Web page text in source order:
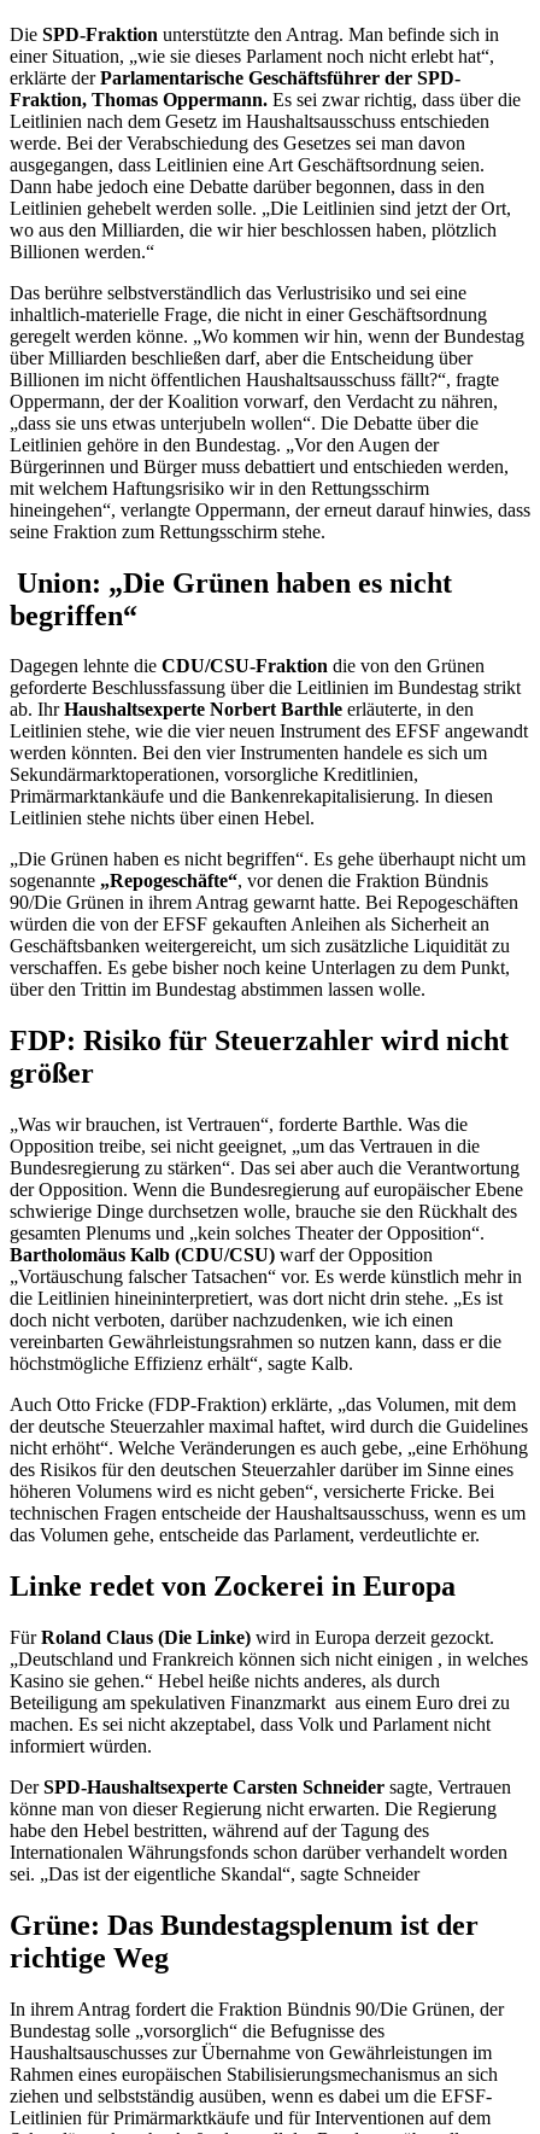
Die SPD-Fraktion unterstützte den Antrag. Man befinde sich in
einer Situation, „wie sie dieses Parlament noch nicht erlebt hat“,
erklärte derParlamentarische Geschäftsführer der SPD-
Fraktion, Thomas Oppermann. Es sei zwar richtig, dass über die
Leitlinien nach dem Gesetz im Haushaltsausschuss entschieden
werde. Bei der Verabschiedung des Gesetzes sei man davon
ausgegangen, dass Leitlinien eine Art Geschäftsordnung seien.
Dann habe jedoch eine Debatte darüber begonnen, dass in den
Leitlinien gehebelt werden solle. „Die Leitlinien sind jetzt der Ort,
wo aus den Milliarden, die wir hier beschlossen haben, plötzlich
Billionen werden.“
Das berühre selbstverständlich das Verlustrisiko und sei eine
inhaltlich-materielle Frage, die nicht in einer Geschäftsordnung
geregelt werden könne. „Wo kommen wir hin, wenn der Bundestag
über Milliarden beschließen darf, aber die Entscheidung über
Billionen im nicht öffentlichen Haushaltsausschuss fällt?“, fragte
Oppermann, der der Koalition vorwarf, den Verdacht zu nähren,
„dass sie uns etwas unterjubeln wollen“. Die Debatte über die
Leitlinien gehöre in den Bundestag. „Vor den Augen der
Bürgerinnen und Bürger muss debattiert und entschieden werden,
mit welchem Haftungsrisiko wir in den Rettungsschirm
hineingehen“, verlangte Oppermann, der erneut darauf hinwies, dass
seine Fraktion zum Rettungsschirm stehe.
Union: „Die Grünen haben es nicht
begriffen“
Dagegen lehnte die CDU/CSU-Fraktion die von den Grünen
geforderte Beschlussfassung über die Leitlinien im Bundestag strikt
ab. IhrHaushaltsexperte Norbert Barthle erläuterte, in den
Leitlinien stehe, wie die vier neuen Instrument des EFSF angewandt
werden könnten. Bei den vier Instrumenten handele es sich um
Sekundärmarktoperationen, vorsorgliche Kreditlinien,
Primärmarktankäufe und die Bankenrekapitalisierung. In diesen
Leitlinien stehe nichts über einen Hebel.
„Die Grünen haben es nicht begriffen“. Es gehe überhaupt nicht um
sogenannte „Repogeschäfte“, vor denen die Fraktion Bündnis
90/Die Grünen in ihrem Antrag gewarnt hatte. Bei Repogeschäften
würden die von der EFSF gekauften Anleihen als Sicherheit an
Geschäftsbanken weitergereicht, um sich zusätzliche Liquidität zu
verschaffen. Es gebe bisher noch keine Unterlagen zu dem Punkt,
über den Trittin im Bundestag abstimmen lassen wolle.
FDP: Risiko für Steuerzahler wird nicht
größer
„Was wir brauchen, ist Vertrauen“, forderte Barthle. Was die
Opposition treibe, sei nicht geeignet, „um das Vertrauen in die
Bundesregierung zu stärken“. Das sei aber auch die Verantwortung
der Opposition. Wenn die Bundesregierung auf europäischer Ebene
schwierige Dinge durchsetzen wolle, brauche sie den Rückhalt des
gesamten Plenums und „kein solches Theater der Opposition“.
Bartholomäus Kalb (CDU/CSU) warf der Opposition
„Vortäuschung falscher Tatsachen“ vor. Es werde künstlich mehr in
die Leitlinien hineininterpretiert, was dort nicht drin stehe. „Es ist
doch nicht verboten, darüber nachzudenken, wie ich einen
vereinbarten Gewährleistungsrahmen so nutzen kann, dass er die
höchstmögliche Effizienz erhält“, sagte Kalb.
Auch Otto Fricke (FDP-Fraktion) erklärte, „das Volumen, mit dem
der deutsche Steuerzahler maximal haftet, wird durch die Guidelines
nicht erhöht“. Welche Veränderungen es auch gebe, „eine Erhöhung
des Risikos für den deutschen Steuerzahler darüber im Sinne eines
höheren Volumens wird es nicht geben“, versicherte Fricke. Bei
technischen Fragen entscheide der Haushaltsausschuss, wenn es um
das Volumen gehe, entscheide das Parlament, verdeutlichte er.
Linke redet von Zockerei in Europa
FürRoland Claus (Die Linke) wird in Europa derzeit gezockt.
„Deutschland und Frankreich können sich nicht einigen , in welches
Kasino sie gehen.“ Hebel heiße nichts anderes, als durch
Beteiligung am spekulativen Finanzmarkt aus einem Euro drei zu
machen. Es sei nicht akzeptabel, dass Volk und Parlament nicht
informiert würden.
DerSPD-Haushaltsexperte Carsten Schneider sagte, Vertrauen
könne man von dieser Regierung nicht erwarten. Die Regierung
habe den Hebel bestritten, während auf der Tagung des
Internationalen Währungsfonds schon darüber verhandelt worden
sei. „Das ist der eigentliche Skandal“, sagte Schneider
Grüne: Das Bundestagsplenum ist der
richtige Weg
In ihrem Antrag fordert die Fraktion Bündnis 90/Die Grünen, der
Bundestag solle „vorsorglich“ die Befugnisse des
Haushaltsauschusses zur Übernahme von Gewährleistungen im
Rahmen eines europäischen Stabilisierungsmechanismus an sich
ziehen und selbstständig ausüben, wenn es dabei um die EFSF-
Leitlinien für Primärmarktkäufe und für Interventionen auf dem